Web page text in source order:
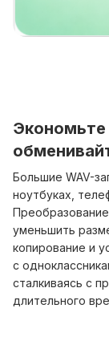
Экономьте
Большие WAV-
ноутбуках,
уменьшить
копирование и
с
сталкиваясь с
длительного